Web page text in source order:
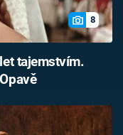
8
tajemstvím.